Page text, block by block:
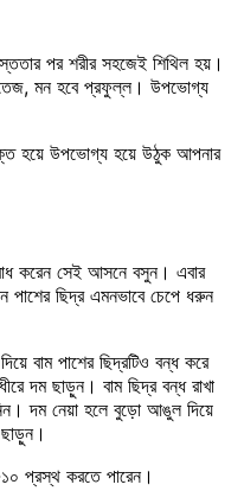
পর শরীর সহজেই শিথিল হয়।
সতেজ, মন হবে প্রফুল্ল। উপভোগ্য
হয়ে উপভোগ্য হয়ে উঠুক আপনার
করেন সেই আসনে বসুন। এবার
পাশের ছিদ্র এমনভাবে চেপে ধরুন
বাম পাশের ছিদ্রটিও বন্ধ করে
দম ছাড়ুন। বাম ছিদ্র বন্ধ রাখা
দম নেয়া হলে বুড়ো আঙুল দিয়ে
প্রস্থ করতে পারেন।